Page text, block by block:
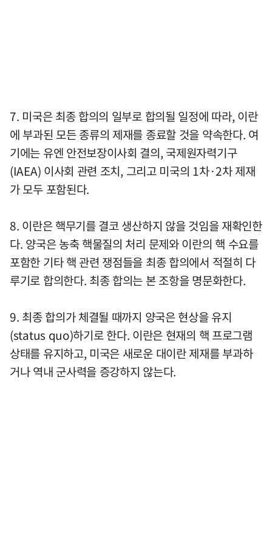
7. 미국은 최종 합의의 일부로 합의될 일정에 따라, 이란
에 부과된 모든 종류의 제재를 종료할 것을 약속한다. 여
기에는 유엔 안전보장이사회 결의, 국제원자력기구
(IAEA) 이사회 관련 조치, 그리고 미국의 1차·2차 제재
가 모두 포함된다.
8. 이란은 핵무기를 결코 생산하지 않을 것임을 재확인한
다. 양국은 농축 핵물질의 처리 문제와 이란의 핵 수요를
포함한 기타 핵 관련 쟁점들을 최종 합의에서 적절히 다
루기로 합의한다. 최종 합의는 본 조항을 명문화한다.
9. 최종 합의가 체결될 때까지 양국은 현상을 유지
(status quo)하기로 한다. 이란은 현재의 핵 프로그램
상태를 유지하고, 미국은 새로운 대이란 제재를 부과하
거나 역내 군사력을 증강하지 않는다.